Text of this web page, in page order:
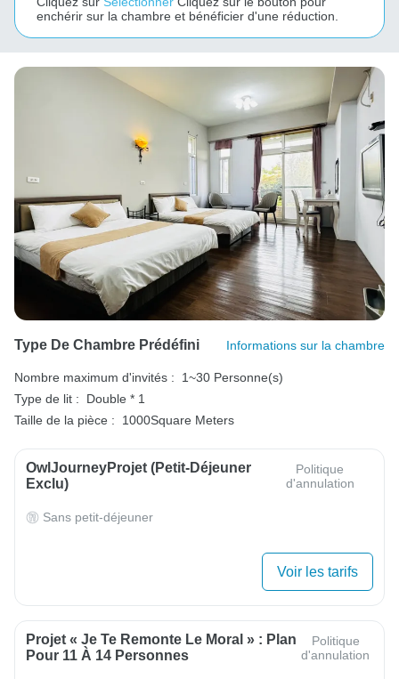
enchérir sur la chambre et bénéficier d'une réduction.
Type De Chambre Prédéfini Informations sur la chambre
Nombre maximum d'invités :
1~30 Personne(s)
Type de lit :
Double * 1
Taille de la pièce :
1000Square Meters
OwlJourneyProjet (petit-Déjeuner
Exclu)
Politique
d'annulation
Sans petit-déjeuner
Voir les tarifs
Projet « Je Te Remonte Le Moral » : Plan
Pour 11 À 14 Personnes
Politique
d'annulation